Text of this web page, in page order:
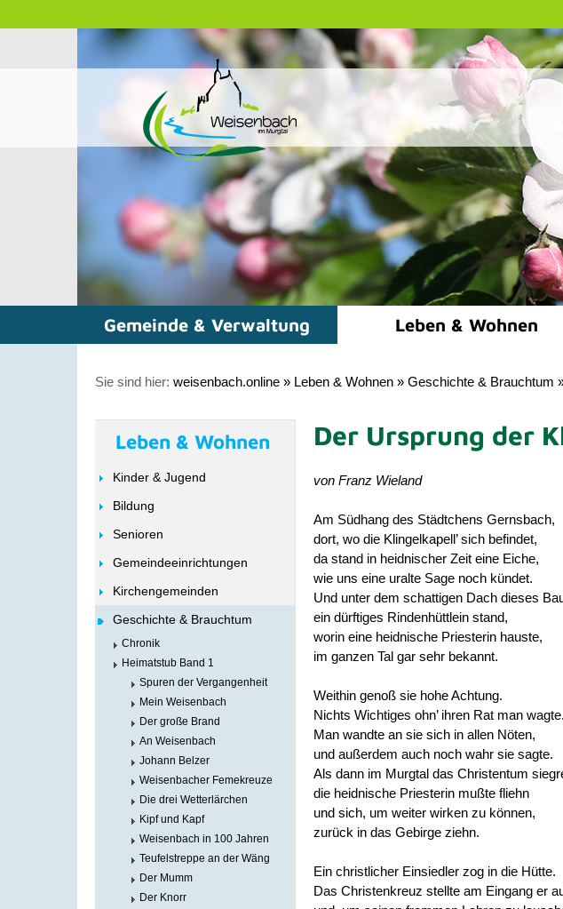
Gemeinde & Verwaltung Leben & Wohnen
Sie sind hier: weisenbach.online » Leben & Wohnen » Geschichte & Brauchtum
Leben & Wohnen
Kinder & Jugend
Bildung
Senioren
Gemeindeeinrichtungen
Kirchengemeinden
Geschichte & Brauchtum
Chronik
Heimatstub Band 1
Spuren der Vergangenheit
Mein Weisenbach
Der große Brand
An Weisenbach
Johann Belzer
Weisenbacher Femekreuze
Die drei Wetterlärchen
Kipf und Kapf
Weisenbach in 100 Jahren
Teufelstreppe an der Wäng
Der Mumm
Der Knorr
Der Ursprung der
von Franz Wieland
Am Südhang des Städtchens Gernsbach,
dort, wo die Klingelkapell’ sich befindet,
da stand in heidnischer Zeit eine Eiche,
wie uns eine uralte Sage noch kündet.
Und unter dem schattigen Dach dieses
ein dürftiges Rindenhüttlein stand,
worin eine heidnische Priesterin hauste,
im ganzen Tal gar sehr bekannt.
Weithin genoß sie hohe Achtung.
Nichts Wichtiges ohn’ ihren Rat man wagte.
Man wandte an sie sich in allen Nöten,
und außerdem auch noch wahr sie sagte.
Als dann im Murgtal das Christentum
die heidnische Priesterin mußte fliehn
und sich, um weiter wirken zu können,
zurück in das Gebirge ziehn.
Ein christlicher Einsiedler zog in die Hütte.
Das Christenkreuz stellte am Eingang er